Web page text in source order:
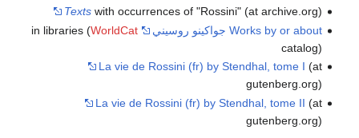
Textswith occurrences of "Rossini" (at archive.org)
Works by or about جواكينو روسيني
in libraries (
WorldCat
catalog)
La vie de Rossini (fr) by Stendhal, tome I (at
gutenberg.org)
La vie de Rossini (fr) by Stendhal, tome II (at
gutenberg.org)